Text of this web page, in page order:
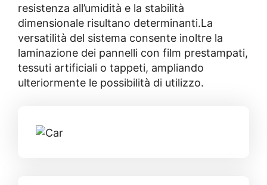
resistenza all’umidità e la stabilità
dimensionale risultano determinanti.La
versatilità del sistema consente inoltre la
laminazione dei pannelli con film prestampati,
tessuti artificiali o tappeti, ampliando
ulteriormente le possibilità di utilizzo.